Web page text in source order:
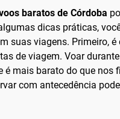
baratos de Córdoba
dicas práticas,
suas viagens. Primeiro, é
de viagem. Voar
é mais barato do que nos
com antecedência